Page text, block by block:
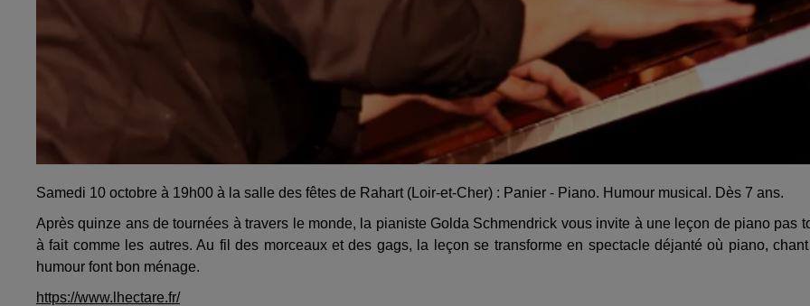
Samedi 10 octobre à 19h00 à la salle des fêtes de Rahart (Loir-et-Cher) : Panier - Piano. Humour musical. Dès 7 ans.
Après quinze ans de tournées à travers le monde, la pianiste Golda Schmendrick vous invite à une leçon de piano pas
à fait comme les autres. Au fil des morceaux et des gags, la leçon se transforme en spectacle déjanté où piano,
humour font bon ménage.
https://www.lhectare.fr/